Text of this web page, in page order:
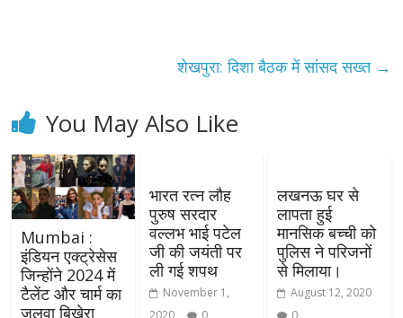
शेखपुरा: दिशा बैठक में सांसद सख्त →
You May Also Like
Mumbai :
इंडियन एक्ट्रेसेस
जिन्होंने 2024 में
टैलेंट और चार्म का
जलवा बिखेरा
भारत रत्न लौह
पुरुष सरदार
वल्लभ भाई पटेल
जी की जयंती पर
ली गई शपथ
November 1,
2020
0
लखनऊ घर से
लापता हुई
मानसिक बच्ची को
पुलिस ने परिजनों
से मिलाया।
August 12, 2020
0